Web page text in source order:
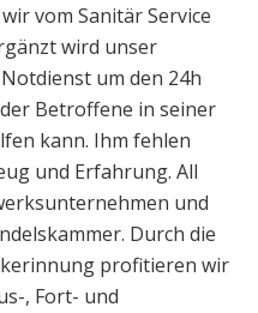
vom Sanitär Service
wird unser
um den 24h
Betroffene in seiner
kann. Ihm fehlen
und Erfahrung. All
und
Durch die
profitieren wir
, Fort- und